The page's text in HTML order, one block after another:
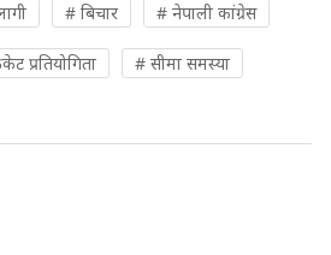
# बिचार # नेपाली कांग्रेस
प्रतियोगिता # सीमा समस्या